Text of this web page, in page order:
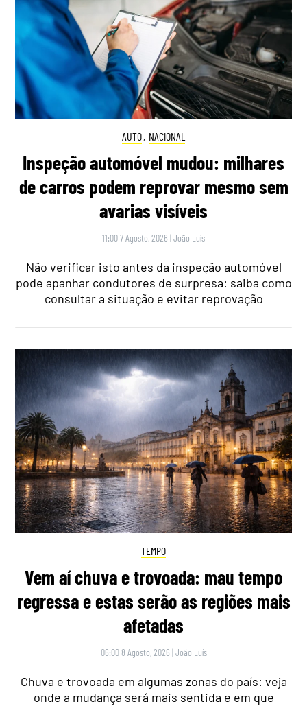
AUTO, NACIONAL
Inspeção automóvel mudou: milhares
de carros podem reprovar mesmo sem
avarias visíveis
11:00 7 Agosto, 2026 |João Luís
Não verificar isto antes da inspeção automóvel
pode apanhar condutores de surpresa: saiba como
consultar a situação e evitar reprovação
TEMPO
Vem aí chuva e trovoada: mau tempo
regressa e estas serão as regiões mais
afetadas
06:00 8 Agosto, 2026 |João Luís
Chuva e trovoada em algumas zonas do país: veja
onde a mudança será mais sentida e em que